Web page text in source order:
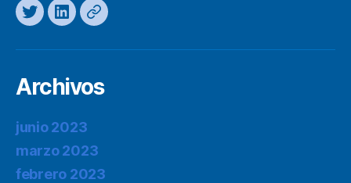
TwitterLinkedInMastodon
Archivos
junio 2023
marzo 2023
febrero 2023